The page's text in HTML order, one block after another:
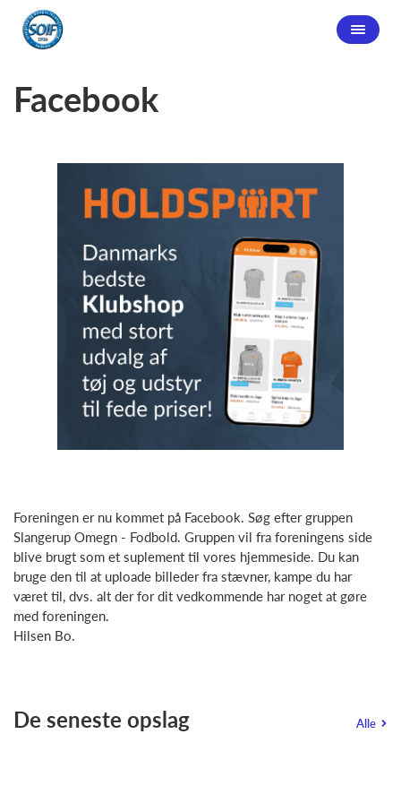
Facebook
Foreningen er nu kommet på Facebook. Søg efter gruppen
Slangerup Omegn - Fodbold. Gruppen vil fra foreningens side
blive brugt som et suplement til vores hjemmeside. Du kan
bruge den til at uploade billeder fra stævner, kampe du har
været til, dvs. alt der for dit vedkommende har noget at gøre
med foreningen.
Hilsen Bo.
De seneste opslag Alle